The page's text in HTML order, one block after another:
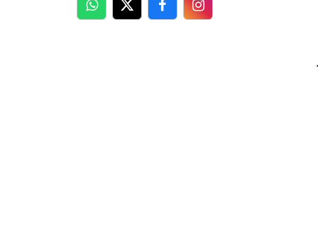
کے
WhatsApp
TwitterFacebookFacebook